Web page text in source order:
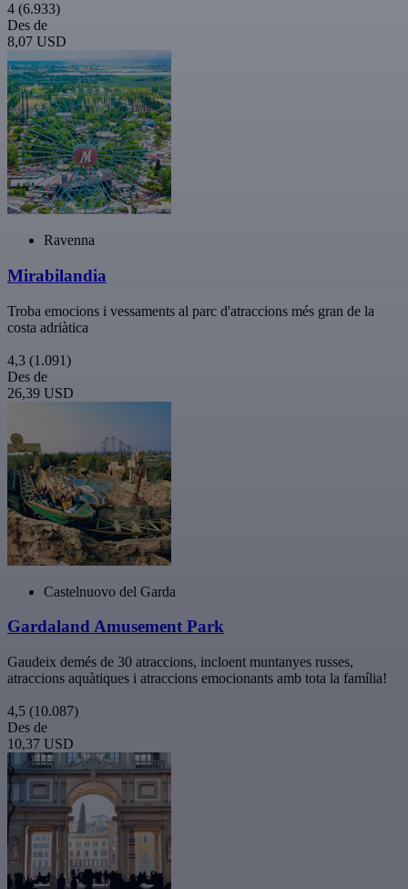
4 (6.933)
Des de
8,07 USD
Ravenna
Mirabilandia
Troba emocions i vessaments al parc d'atraccions més gran de la
costa adriàtica
4,3 (1.091)
Des de
26,39 USD
Castelnuovo del Garda
Gardaland Amusement Park
Gaudeix demés de 30 atraccions, incloent muntanyes russes,
atraccions aquàtiques i atraccions emocionants amb tota la família!
4,5 (10.087)
Des de
10,37 USD